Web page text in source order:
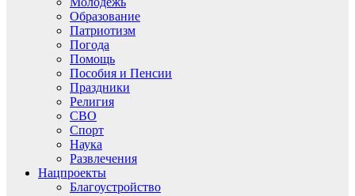
Образование
Патриотизм
Погода
Помощь
Пособия и Пенсии
Праздники
Религия
СВО
Спорт
Наука
Развлечения
Нацпроекты
Благоустройство